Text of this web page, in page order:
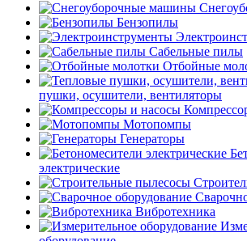
Бензопилы
Сабельные пилы
Отбойные
пушки, осушители, вентиляторы
Мотопомпы
Генераторы
электрические
Вибротехника